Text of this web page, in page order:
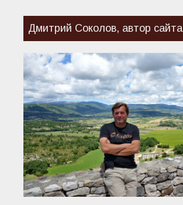
Дмитрий Соколов, автор сайта